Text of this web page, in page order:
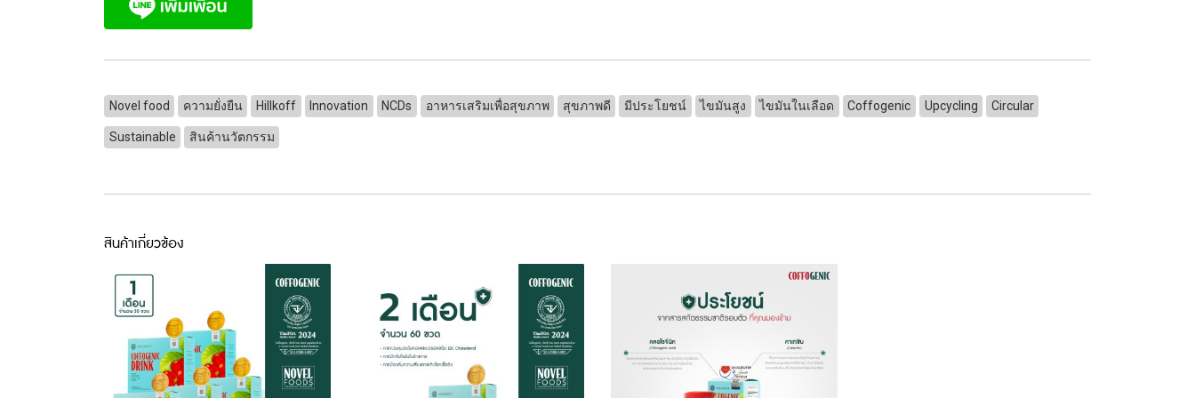
Novel food ความยั่งยืน Hillkoff Innovation NCDs อาหารเสริมเพื่อสุขภาพ สุขภาพดี มีประโยชน์ ไขมันสูง ไขมันในเลือด Coffogenic Upcycling Circular
Sustainable สินค้านวัตกรรม
สินค้าเกี่ยวข้อง